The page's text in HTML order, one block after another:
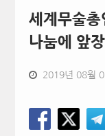
세계무술
나눔에 앞
2019년 08월